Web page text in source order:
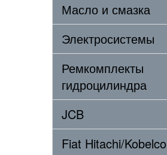
Масло и смазка
Электросистемы
Ремкомплекты
гидроцилиндра
JCB
Fiat Hitachi/Kobelco